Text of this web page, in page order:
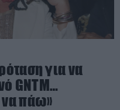
για να
GNTM…
να πάω»